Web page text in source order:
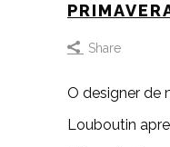
Share
O designer de
Louboutin